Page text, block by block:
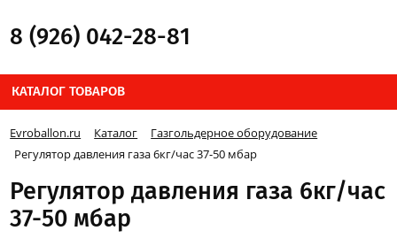
8 (926) 042-28-81
КАТАЛОГ ТОВАРОВ
Evroballon.ru Каталог
Газгольдерное оборудование
Регулятор давления газа 6кг/час 37-50 мбар
Регулятор давления газа 6кг/час
37-50 мбар